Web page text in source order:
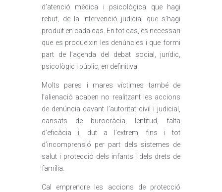
d’atenció mèdica i psicològica que hagi
rebut, de la intervenció judicial que s’hagi
produït en cada cas. En tot cas, és necessari
que es produeixin les denúncies i que formi
part de l’agenda del debat social, jurídic,
psicològic i públic, en definitiva.
Molts pares i mares víctimes també de
l’alienació acaben no realitzant les accions
de denúncia davant l’autoritat civil i judicial,
cansats de burocràcia, lentitud, falta
d’eficàcia i, dut a l’extrem, fins i tot
d’incomprensió per part dels sistemes de
salut i protecció dels infants i dels drets de
família.
Cal emprendre les accions de protecció